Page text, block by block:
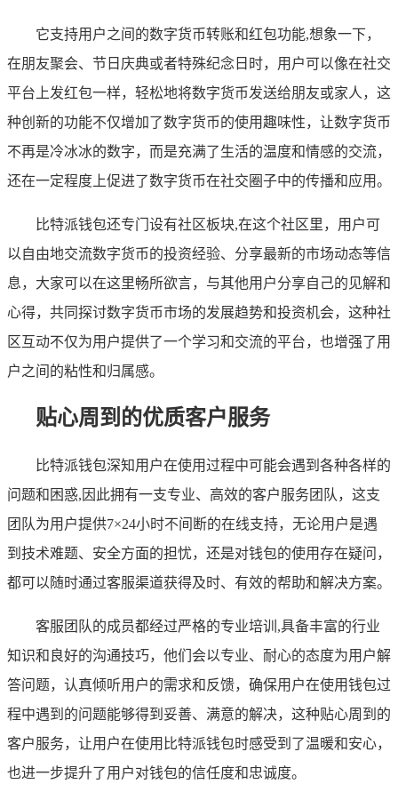
它支持用户之间的数字货币转账和红包功能,想象一下，
在朋友聚会、节日庆典或者特殊纪念日时，用户可以像在社交
平台上发红包一样，轻松地将数字货币发送给朋友或家人，这
种创新的功能不仅增加了数字货币的使用趣味性，让数字货币
不再是冷冰冰的数字，而是充满了生活的温度和情感的交流，
还在一定程度上促进了数字货币在社交圈子中的传播和应用。
比特派钱包还专门设有社区板块,在这个社区里，用户可
以自由地交流数字货币的投资经验、分享最新的市场动态等信
息，大家可以在这里畅所欲言，与其他用户分享自己的见解和
心得，共同探讨数字货币市场的发展趋势和投资机会，这种社
区互动不仅为用户提供了一个学习和交流的平台，也增强了用
户之间的粘性和归属感。
贴心周到的优质客户服务
比特派钱包深知用户在使用过程中可能会遇到各种各样的
问题和困惑,因此拥有一支专业、高效的客户服务团队，这支
团队为用户提供7×24小时不间断的在线支持，无论用户是遇
到技术难题、安全方面的担忧，还是对钱包的使用存在疑问，
都可以随时通过客服渠道获得及时、有效的帮助和解决方案。
客服团队的成员都经过严格的专业培训,具备丰富的行业
知识和良好的沟通技巧，他们会以专业、耐心的态度为用户解
答问题，认真倾听用户的需求和反馈，确保用户在使用钱包过
程中遇到的问题能够得到妥善、满意的解决，这种贴心周到的
客户服务，让用户在使用比特派钱包时感受到了温暖和安心，
也进一步提升了用户对钱包的信任度和忠诚度。